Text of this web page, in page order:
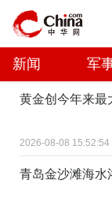
新闻 军
黄金创今年来最
2026-08-08 15:52:54
青岛金沙滩海水